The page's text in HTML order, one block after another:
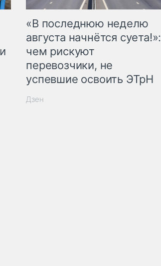
«В последнюю неделю
августа начнётся суета!»:
чем рискуют
перевозчики, не
успевшие освоить ЭТрН
Дзен